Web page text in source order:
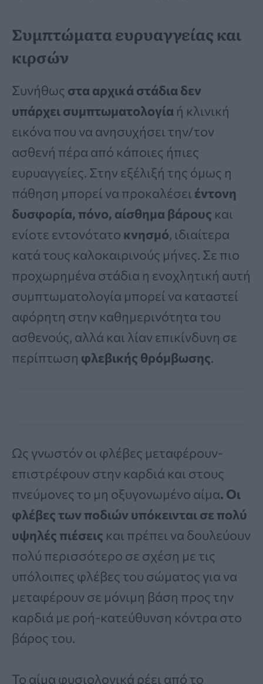
Συμπτώματα ευρυαγγείας και
κιρσών
Συνήθως στα αρχικά στάδια δεν
υπάρχει συμπτωματολογία ή κλινική
εικόνα που να ανησυχήσει την/τον
ασθενή πέρα από κάποιες ήπιες
ευρυαγγείες. Στην εξέλιξή της όμως η
πάθηση μπορεί να προκαλέσει έντονη
δυσφορία, πόνο, αίσθημα βάρους και
ενίοτε εντονότατο κνησμό, ιδιαίτερα
κατά τους καλοκαιρινούς μήνες. Σε πιο
προχωρημένα στάδια η ενοχλητική αυτή
συμπτωματολογία μπορεί να καταστεί
αφόρητη στην καθημερινότητα του
ασθενούς, αλλά και λίαν επικίνδυνη σε
περίπτωση φλεβικής θρόμβωσης.
Ως γνωστόν οι φλέβες μεταφέρουν-
επιστρέφουν στην καρδιά και στους
πνεύμονες το μη οξυγονωμένο αίμα. Οι
φλέβες των ποδιών υπόκεινται σε πολύ
υψηλές πιέσεις και πρέπει να δουλεύουν
πολύ περισσότερο σε σχέση με τις
υπόλοιπες φλέβες του σώματος για να
μεταφέρουν σε μόνιμη βάση προς την
καρδιά με ροή-κατεύθυνση κόντρα στο
βάρος του.
Το αίμα φυσιολογικά ρέει από το